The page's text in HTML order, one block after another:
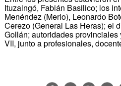
Ituzaingó, Fabián Basilico; los
Menéndez (Merlo), Leonardo
Cerezo (General Las Heras); el
Gollán; autoridades
VII, junto a profesionales,